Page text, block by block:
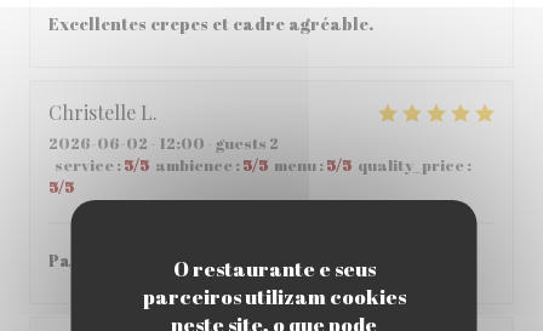
O restaurante e seus
parceiros utilizam cookies
neste site, o que pode
Excellentes crepes et cadre agréable.
Christelle L
2026-06-02 - 12:00 - guests 2
service :5/5 ambience :5/5 menu:5/5 quality_price :
5/5
Parfait , accueil et repas parfait